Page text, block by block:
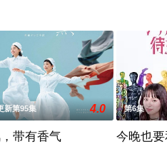
新第95集 4.0
带有香气
第6集
今晚也